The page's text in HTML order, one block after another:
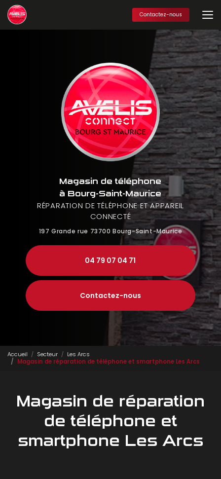
Aller
au
contenu
principal
Contactez-nous
Magasin de téléphone
à Bourg-Saint-Maurice
RÉPARATION DE TÉLÉPHONE ET APPAREIL
CONNECTÉ
197 Grande rue 73700 Bourg-Saint-Maurice
04 79 07 04 71
Contactez-nous
Accueil Secteur
Les Arcs
Magasin de réparation de téléphone et smartphone Les Arcs
Magasin de réparation
de téléphone et
smartphone Les Arcs